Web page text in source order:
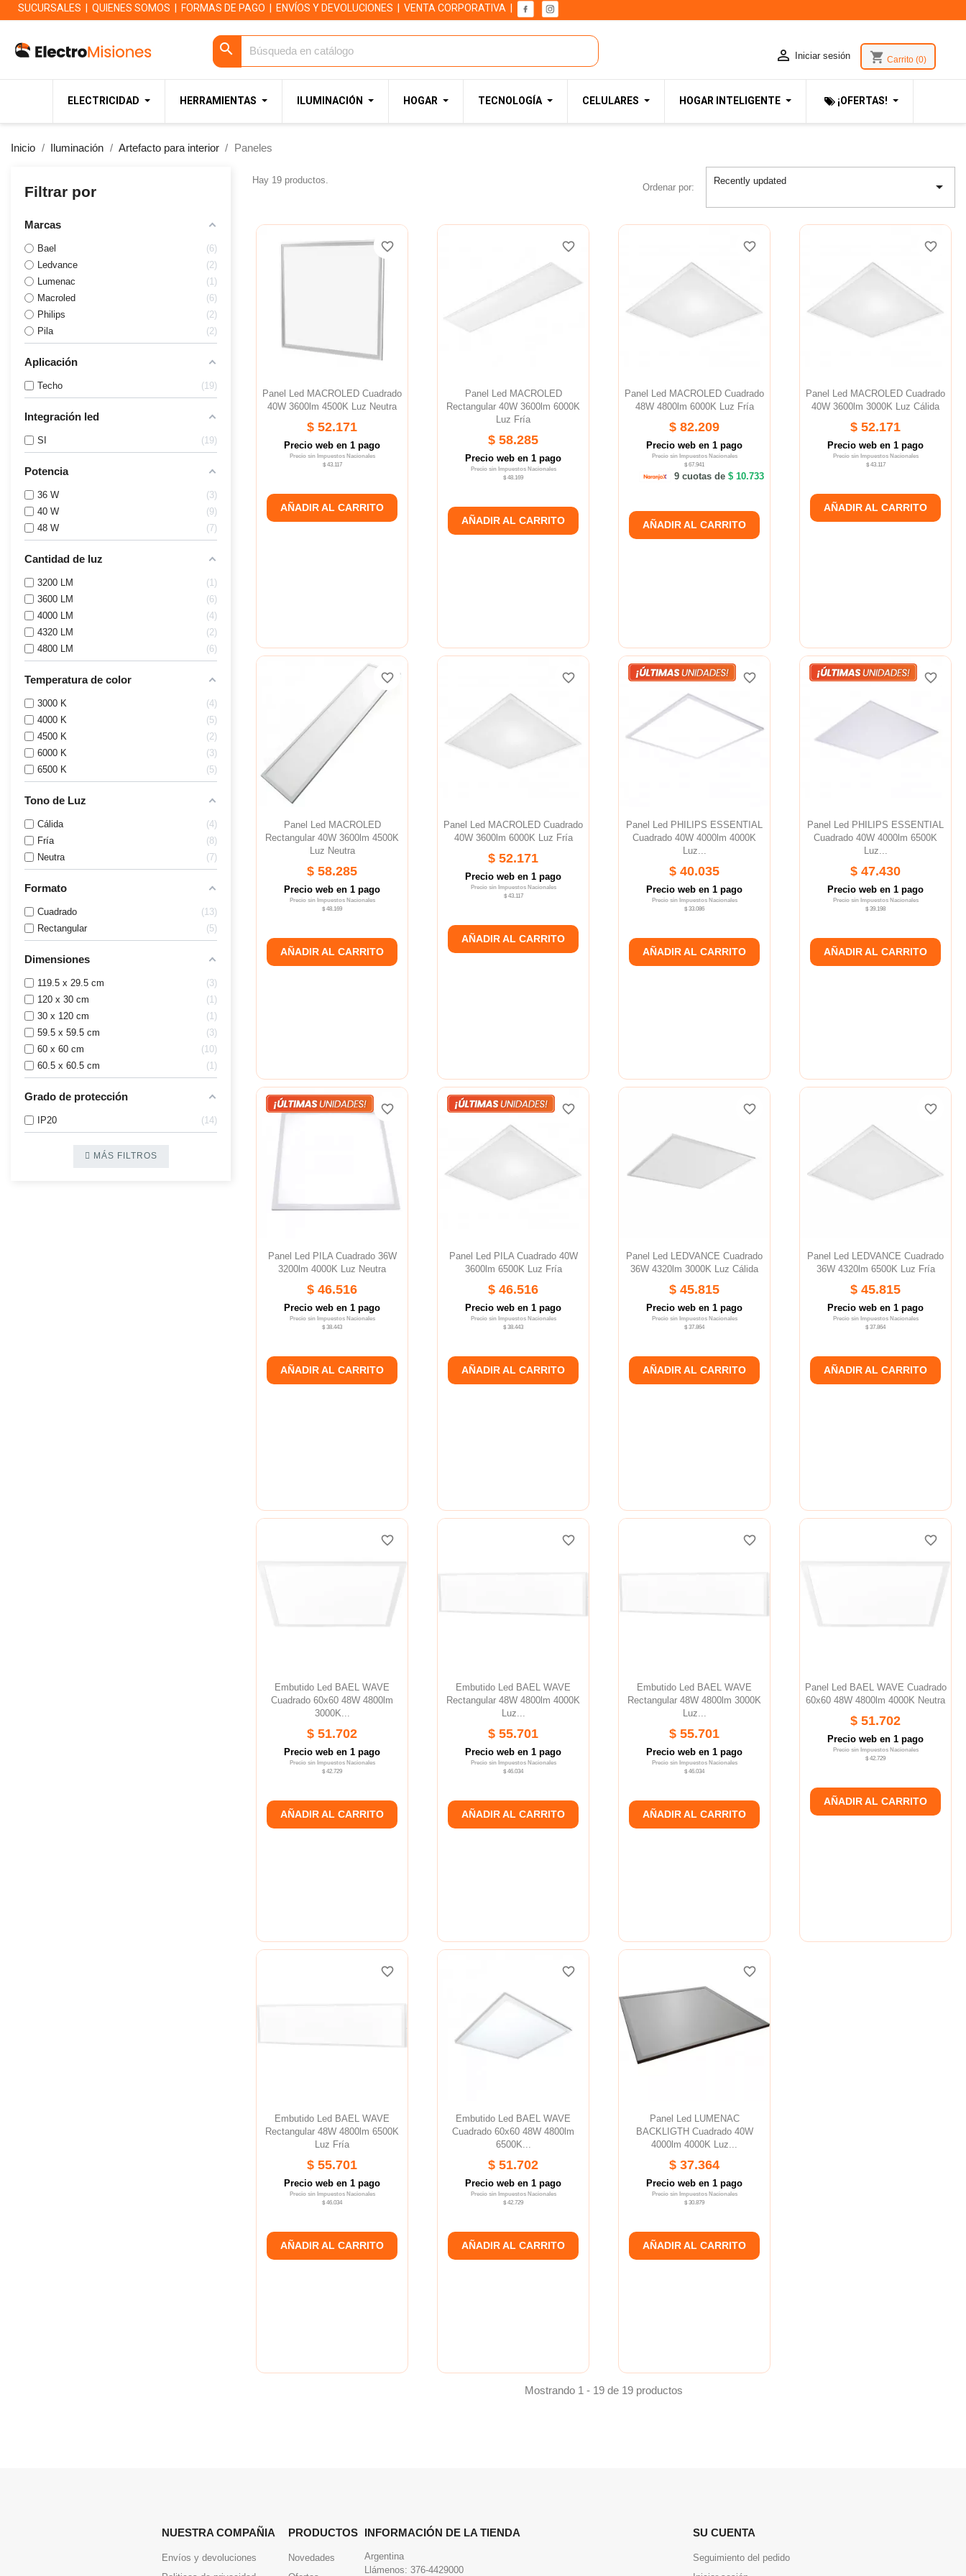
SUCURSALES QUIENES SOMOS FORMAS DE PAGO ENVÍOS Y DEVOLUCIONES VENTA CORPORATIVA
 Iniciar sesión shopping_cart Carrito (0)
search
ELECTRICIDAD HERRAMIENTAS ILUMINACIÓN HOGAR TECNOLOGÍA CELULARES HOGAR INTELIGENTE ¡OFERTAS!
Inicio Iluminación Artefacto para interior Paneles
Filtrar por
Marcas
Bael
6
Ledvance
2
Lumenac
1
Macroled
6
Philips
2
Pila
2
Aplicación
Techo 19
Integración led
SI 19
Potencia
36 W
3
40 W
9
48 W
7
Cantidad de luz
3200 LM
1
3600 LM
6
4000 LM
4
4320 LM
2
4800 LM
6
Temperatura de color
3000 K
4
4000 K
5
4500 K
2
6000 K
3
6500 K
5
Tono de Luz
Cálida
4
Fría
8
Neutra
7
Formato
Cuadrado
13
Rectangular
5
Dimensiones
119.5 x 29.5 cm
3
120 x 30 cm
1
30 x 120 cm
1
59.5 x 59.5 cm
3
60 x 60 cm
10
60.5 x 60.5 cm
1
Grado de protección
IP20 14
MÁS FILTROS
Hay 19 productos.
Ordenar por:
Recently updated 
Panel Led MACROLED Cuadrado
40W 3600lm 4500K Luz Neutra
$ 52.171
Precio web en 1 pago
Precio sin Impuestos Nacionales
$ 43.117
AÑADIR AL CARRITO
favorite_border
favorite_border
Panel Led MACROLED
Rectangular 40W 3600lm 6000K
Luz Fría
$ 58.285
Precio web en 1 pago
Precio sin Impuestos Nacionales
$ 48.169
AÑADIR AL CARRITO
favorite_border
favorite_border
Panel Led MACROLED Cuadrado
48W 4800lm 6000K Luz Fría
$ 82.209
Precio web en 1 pago
Precio sin Impuestos Nacionales
$ 67.941
9 cuotas de $ 10.733
AÑADIR AL CARRITO
favorite_border
favorite_border
Panel Led MACROLED Cuadrado
40W 3600lm 3000K Luz Cálida
$ 52.171
Precio web en 1 pago
Precio sin Impuestos Nacionales
$ 43.117
AÑADIR AL CARRITO
favorite_border
favorite_border
Panel Led MACROLED
Rectangular 40W 3600lm 4500K
Luz Neutra
$ 58.285
Precio web en 1 pago
Precio sin Impuestos Nacionales
$ 48.169
AÑADIR AL CARRITO
favorite_border
favorite_border
Panel Led MACROLED Cuadrado
40W 3600lm 6000K Luz Fría
$ 52.171
Precio web en 1 pago
Precio sin Impuestos Nacionales
$ 43.117
AÑADIR AL CARRITO
favorite_border
favorite_border
Panel Led PHILIPS ESSENTIAL
Cuadrado 40W 4000lm 4000K
Luz...
$ 40.035
Precio web en 1 pago
Precio sin Impuestos Nacionales
$ 33.086
AÑADIR AL CARRITO
favorite_border
favorite_border
Panel Led PHILIPS ESSENTIAL
Cuadrado 40W 4000lm 6500K
Luz...
$ 47.430
Precio web en 1 pago
Precio sin Impuestos Nacionales
$ 39.198
AÑADIR AL CARRITO
favorite_border
favorite_border
Panel Led PILA Cuadrado 36W
3200lm 4000K Luz Neutra
$ 46.516
Precio web en 1 pago
Precio sin Impuestos Nacionales
$ 38.443
AÑADIR AL CARRITO
favorite_border
favorite_border
Panel Led PILA Cuadrado 40W
3600lm 6500K Luz Fría
$ 46.516
Precio web en 1 pago
Precio sin Impuestos Nacionales
$ 38.443
AÑADIR AL CARRITO
favorite_border
favorite_border
Panel Led LEDVANCE Cuadrado
36W 4320lm 3000K Luz Cálida
$ 45.815
Precio web en 1 pago
Precio sin Impuestos Nacionales
$ 37.864
AÑADIR AL CARRITO
favorite_border
favorite_border
Panel Led LEDVANCE Cuadrado
36W 4320lm 6500K Luz Fría
$ 45.815
Precio web en 1 pago
Precio sin Impuestos Nacionales
$ 37.864
AÑADIR AL CARRITO
favorite_border
favorite_border
Embutido Led BAEL WAVE
Cuadrado 60x60 48W 4800lm
3000K...
$ 51.702
Precio web en 1 pago
Precio sin Impuestos Nacionales
$ 42.729
AÑADIR AL CARRITO
favorite_border
favorite_border
Embutido Led BAEL WAVE
Rectangular 48W 4800lm 4000K
Luz...
$ 55.701
Precio web en 1 pago
Precio sin Impuestos Nacionales
$ 46.034
AÑADIR AL CARRITO
favorite_border
favorite_border
Embutido Led BAEL WAVE
Rectangular 48W 4800lm 3000K
Luz...
$ 55.701
Precio web en 1 pago
Precio sin Impuestos Nacionales
$ 46.034
AÑADIR AL CARRITO
favorite_border
favorite_border
Panel Led BAEL WAVE Cuadrado
60x60 48W 4800lm 4000K Neutra
$ 51.702
Precio web en 1 pago
Precio sin Impuestos Nacionales
$ 42.729
AÑADIR AL CARRITO
favorite_border
favorite_border
Embutido Led BAEL WAVE
Rectangular 48W 4800lm 6500K
Luz Fría
$ 55.701
Precio web en 1 pago
Precio sin Impuestos Nacionales
$ 46.034
AÑADIR AL CARRITO
favorite_border
favorite_border
Embutido Led BAEL WAVE
Cuadrado 60x60 48W 4800lm
6500K...
$ 51.702
Precio web en 1 pago
Precio sin Impuestos Nacionales
$ 42.729
AÑADIR AL CARRITO
favorite_border
favorite_border
Panel Led LUMENAC
BACKLIGTH Cuadrado 40W
4000lm 4000K Luz...
$ 37.364
Precio web en 1 pago
Precio sin Impuestos Nacionales
$ 30.879
AÑADIR AL CARRITO
favorite_border
favorite_border
Mostrando 1 - 19 de 19 productos
NUESTRA COMPAÑIA
Envíos y devoluciones
PRODUCTOS
Novedades
INFORMACIÓN DE LA TIENDA
Argentina
Llámenos: 376-4429000
SU CUENTA
Seguimiento del pedido